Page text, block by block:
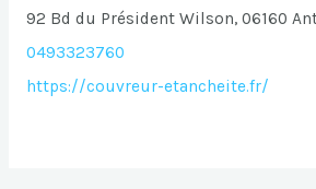
92 Bd du Président Wilson, 06160
0493323760
https://couvreur-etancheite.fr/